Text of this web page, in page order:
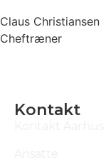
Claus Christiansen
Cheftræner
Kontakt